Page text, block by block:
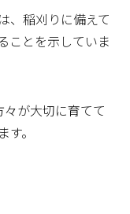
、稲刈りに備えて
ことを示していま
が大切に育てて
。